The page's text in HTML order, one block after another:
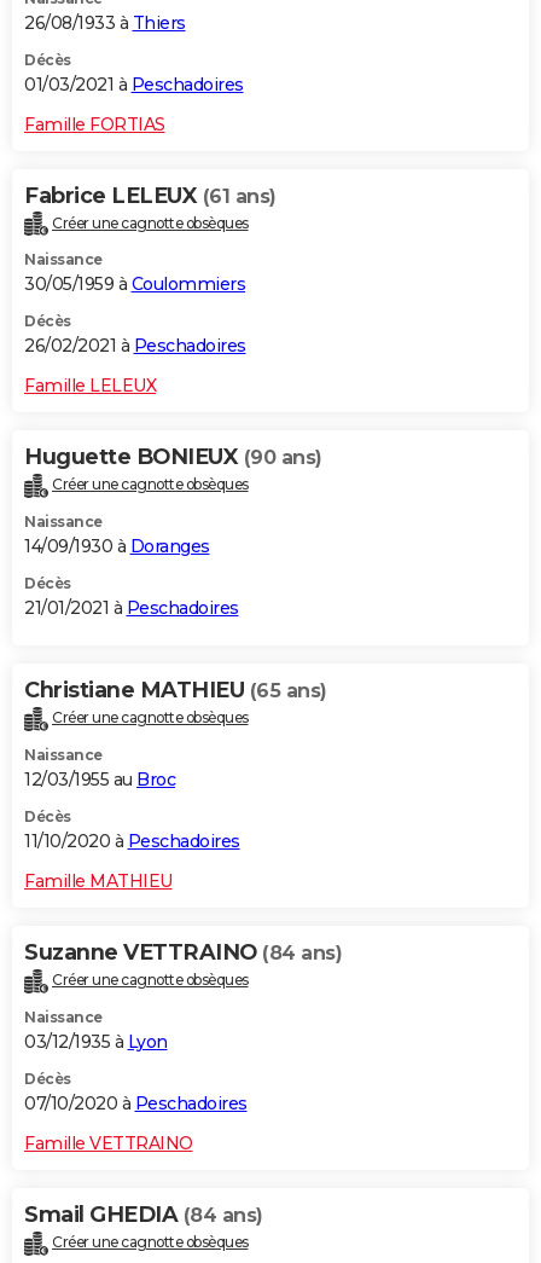
26/08/1933 à Thiers
Décès
01/03/2021 à Peschadoires
Famille FORTIAS
Fabrice LELEUX (61 ans)
Créer une cagnotte obsèques
Naissance
30/05/1959 à Coulommiers
Décès
26/02/2021 à Peschadoires
Famille LELEUX
Huguette BONIEUX (90 ans)
Créer une cagnotte obsèques
Naissance
14/09/1930 à Doranges
Décès
21/01/2021 à Peschadoires
Christiane MATHIEU (65 ans)
Créer une cagnotte obsèques
Naissance
12/03/1955 au Broc
Décès
11/10/2020 à Peschadoires
Famille MATHIEU
Suzanne VETTRAINO (84 ans)
Créer une cagnotte obsèques
Naissance
03/12/1935 à Lyon
Décès
07/10/2020 à Peschadoires
Famille VETTRAINO
Smail GHEDIA (84 ans)
Créer une cagnotte obsèques